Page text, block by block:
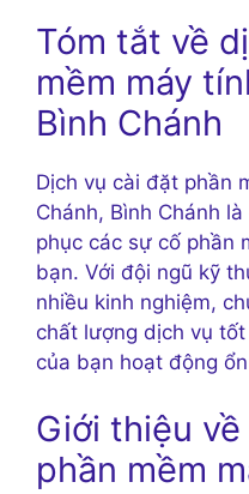
Tóm tắt về
mềm máy
Bình Chánh
Dịch vụ cài đặt phần
Chánh, Bình Chánh
phục các sự cố phần
bạn. Với đội ngũ kỹ
nhiều kinh nghiệm,
chất lượng dịch vụ
của bạn hoạt động
Giới thiệu
phần mềm